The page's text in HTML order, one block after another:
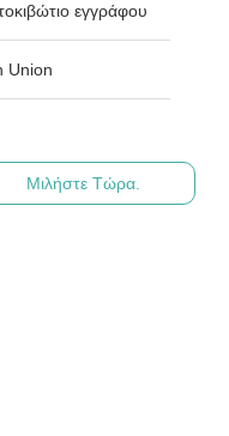
εγγράφου
Union
Μιλήστε Τώρα.